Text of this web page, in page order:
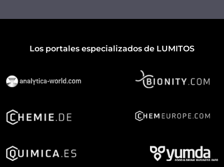
Los portales especializados de LUMITOS